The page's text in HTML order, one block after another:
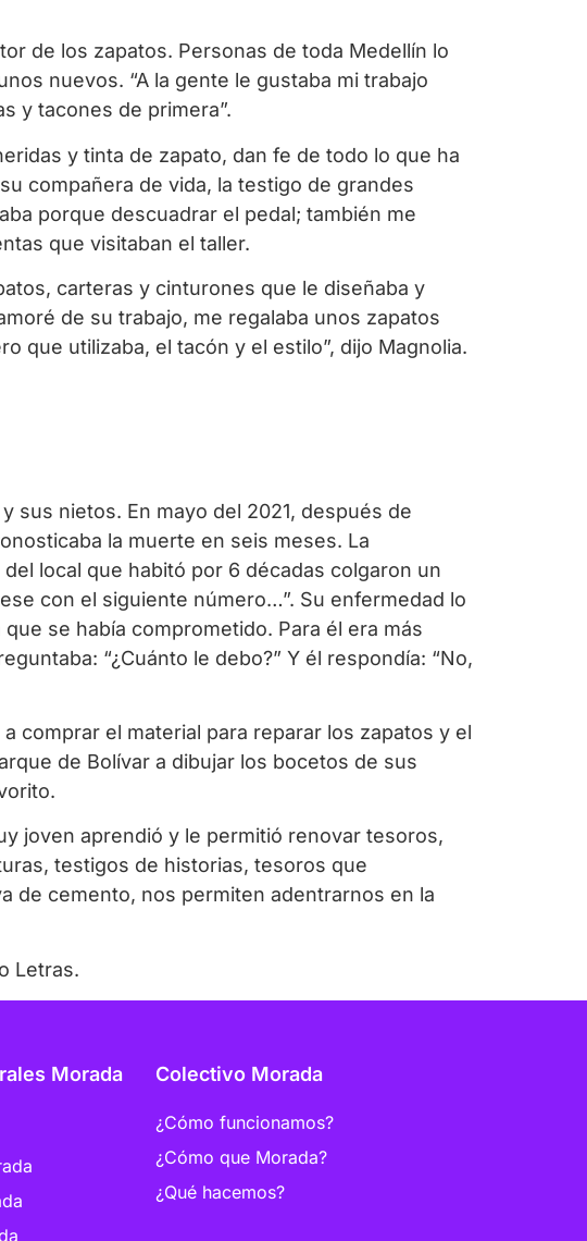
de los zapatos. Personas de toda Medellín lo
nuevos. “A la gente le gustaba mi trabajo
y tacones de primera”.
y tinta de zapato, dan fe de todo lo que ha
compañera de vida, la testigo de grandes
porque descuadrar el pedal; también me
que visitaban el taller.
carteras y cinturones que le diseñaba y
de su trabajo, me regalaba unos zapatos
que utilizaba, el tacón y el estilo”, dijo Magnolia.
sus nietos. En mayo del 2021, después de
la muerte en seis meses. La
local que habitó por 6 décadas colgaron un
con el siguiente número…”. Su enfermedad lo
se había comprometido. Para él era más
“¿Cuánto le debo?” Y él respondía: “No,
comprar el material para reparar los zapatos y el
de Bolívar a dibujar los bocetos de sus
joven aprendió y le permitió renovar tesoros,
testigos de historias, tesoros que
de cemento, nos permiten adentrarnos en la
Letras.
Morada Colectivo Morada
¿Cómo funcionamos?
¿Cómo que Morada?
¿Qué hacemos?